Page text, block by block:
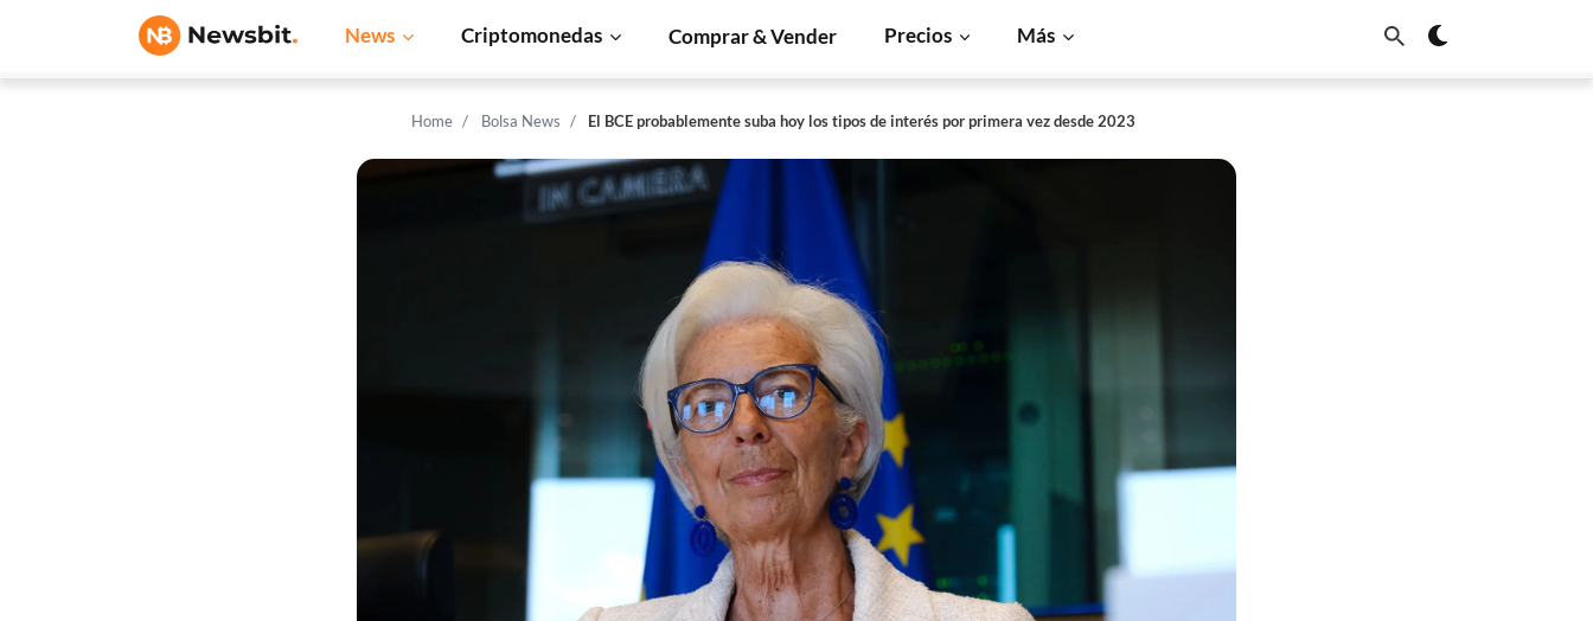
News Criptomonedas Comprar & Vender Precios Más
Home Bolsa News El BCE probablemente suba hoy los tipos de interés por primera vez desde 2023